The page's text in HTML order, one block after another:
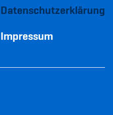
Datenschutzerklärung
Impressum